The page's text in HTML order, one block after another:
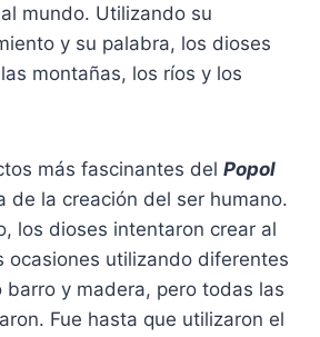
mundo. Utilizando su
y su palabra, los dioses
montañas, los ríos y los
más fascinantes del Popol
de la creación del ser humano.
los dioses intentaron crear al
ocasiones utilizando diferentes
barro y madera, pero todas las
Fue hasta que utilizaron el